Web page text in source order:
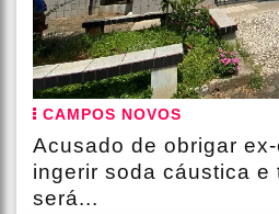
CAMPOS NOVOS
Acusado de obrigar
ingerir soda cáustica e
será...